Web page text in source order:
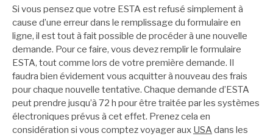
Si vous pensez que votre ESTA est refusé simplement à
cause d’une erreur dans le remplissage du formulaire en
ligne, il est tout à fait possible de procéder à une nouvelle
demande. Pour ce faire, vous devez remplir le formulaire
ESTA, tout comme lors de votre première demande. Il
faudra bien évidement vous acquitter à nouveau des frais
pour chaque nouvelle tentative. Chaque demande d’ESTA
peut prendre jusqu’à 72 h pour être traitée par les systèmes
électroniques prévus à cet effet. Prenez cela en
considération si vous comptez voyager aux USAdans les